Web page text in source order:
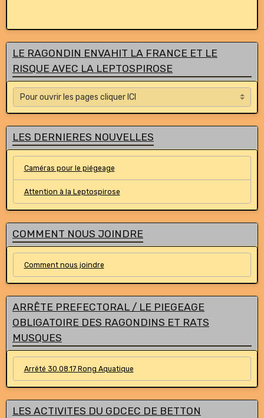
LE RAGONDIN ENVAHIT LA FRANCE ET LE
RISQUE AVEC LA LEPTOSPIROSE
LES DERNIERES NOUVELLES
Caméras pour le piégeage
Attention à la Leptospirose
COMMENT NOUS JOINDRE
Comment nous joindre
ARRÊTE PREFECTORAL / LE PIEGEAGE
OBLIGATOIRE DES RAGONDINS ET RATS
MUSQUES
Arrêté 30.08.17 Rong Aquatique
LES ACTIVITES DU GDCEC DE BETTON